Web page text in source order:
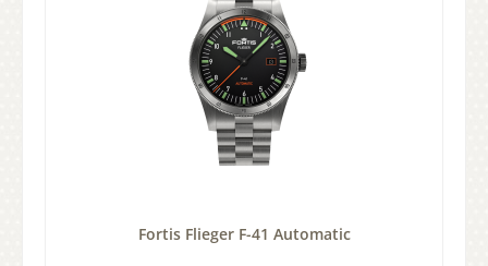
Fortis Flieger F-41 Automatic